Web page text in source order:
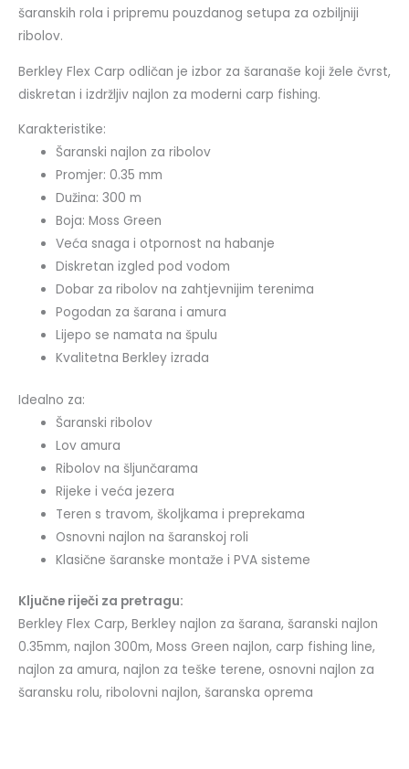
šaranskih rola i pripremu pouzdanog setupa za ozbiljniji
ribolov.
Berkley Flex Carp odličan je izbor za šaranaše koji žele čvrst,
diskretan i izdržljiv najlon za moderni carp fishing.
Karakteristike:
Šaranski najlon za ribolov
Promjer: 0.35 mm
Dužina: 300 m
Boja: Moss Green
Veća snaga i otpornost na habanje
Diskretan izgled pod vodom
Dobar za ribolov na zahtjevnijim terenima
Pogodan za šarana i amura
Lijepo se namata na špulu
Kvalitetna Berkley izrada
Idealno za:
Šaranski ribolov
Lov amura
Ribolov na šljunčarama
Rijeke i veća jezera
Teren s travom, školjkama i preprekama
Osnovni najlon na šaranskoj roli
Klasične šaranske montaže i PVA sisteme
Ključne riječi za pretragu:
Berkley Flex Carp, Berkley najlon za šarana, šaranski najlon
0.35mm, najlon 300m, Moss Green najlon, carp fishing line,
najlon za amura, najlon za teške terene, osnovni najlon za
šaransku rolu, ribolovni najlon, šaranska oprema